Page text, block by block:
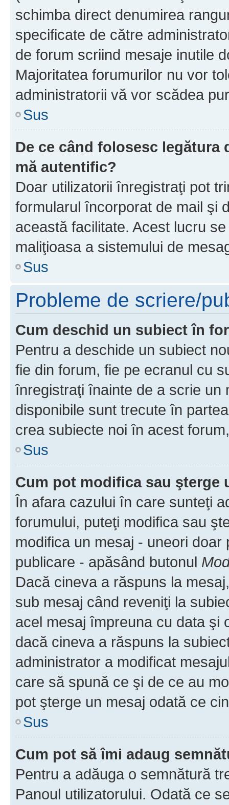
schimba direct denumirea
specificate de către
de forum scriind mesaje inutile
Majoritatea forumurilor nu vor
administratorii vă vor scădea
Sus
De ce când folosesc
mă autentific?
Doar utilizatorii înregistraţi pot
formularul încorporat de mail şi
această facilitate. Acest lucru
maliţioasa a sistemului de
Sus
Probleme de scriere/
Cum deschid un subiect în
Pentru a deschide un subiect
fie din forum, fie pe ecranul cu
înregistraţi înainte de a scrie un
disponibile sunt trecute în
crea subiecte noi în acest
Sus
Cum pot modifica sau şterge
În afara cazului în care sunteţi
forumului, puteţi modifica sau
modifica un mesaj - uneori
publicare - apăsând butonul
Dacă cineva a răspuns la
sub mesaj când reveniţi la
acel mesaj împreuna cu data şi
dacă cineva a răspuns la
administrator a modificat
care să spună ce şi de ce au
pot şterge un mesaj odată ce
Sus
Cum pot să îmi adaug
Pentru a adăuga o semnătură
Panoul utilizatorului. Odată ce